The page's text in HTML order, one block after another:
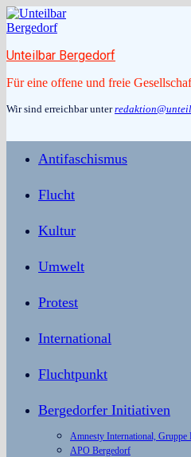
Zum
Inhalt
Unteilbar Bergedorf
Für eine offene und freie
Wir sind erreichbar unter
Antifaschismus
Flucht
Kultur
Umwelt
Protest
International
Fluchtpunkt
Bergedorfer Initiativen
Amnesty International, Gruppe
APO Bergedorf